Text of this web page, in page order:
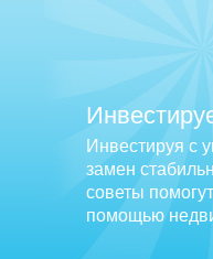
Инвестируя с
замен
советы
помощью